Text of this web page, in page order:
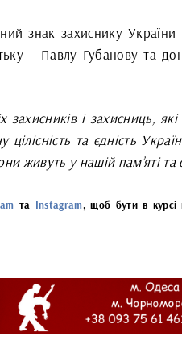
знак захиснику
– Павлу Губанову та
захисників і захисниць, які
цілісність та єдність
живуть у нашій пам’яті та
та Instagram, щоб бути в курсі